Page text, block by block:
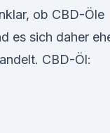
ob CBD-Öle
es sich daher
CBD-Öl: